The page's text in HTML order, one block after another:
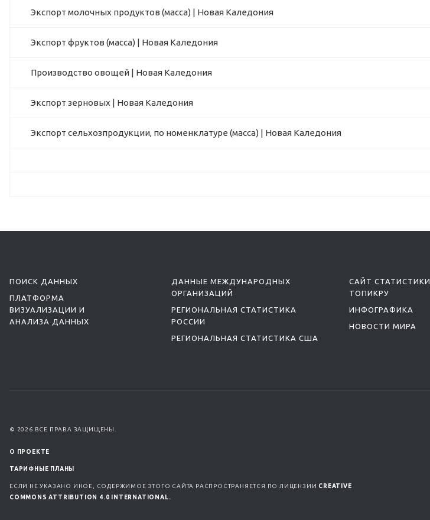
Экспорт молочных продуктов (масса) | Новая Каледония
Экспорт фруктов (масса) | Новая Каледония
Производство овощей | Новая Каледония
Экспорт зерновых | Новая Каледония
Экспорт сельхозпродукции, по номенклатуре (масса) | Новая Каледония
ПОИСК ДАННЫХ
ПЛАТФОРМА
ВИЗУАЛИЗАЦИИ И
АНАЛИЗА ДАННЫХ
ДАННЫЕ МЕЖДУНАРОДНЫХ
ОРГАНИЗАЦИЙ
РЕГИОНАЛЬНАЯ СТАТИСТИКА
РОССИИ
РЕГИОНАЛЬНАЯ СТАТИСТИКА США
САЙТ СТАТИСТИКИ
ТОПИКРУ
ИНФОГРАФИКА
НОВОСТИ МИРА
© 2026 ВСЕ ПРАВА ЗАЩИЩЕНЫ.
О ПРОЕКТЕ
ТАРИФНЫЕ ПЛАНЫ
ЕСЛИ НЕ УКАЗАНО ИНОЕ, СОДЕРЖИМОЕ ЭТОГО САЙТА РАСПРОСТРАНЯЕТСЯ ПО ЛИЦЕНЗИИ CREATIVE
COMMONS ATTRIBUTION 4.0 INTERNATIONAL.